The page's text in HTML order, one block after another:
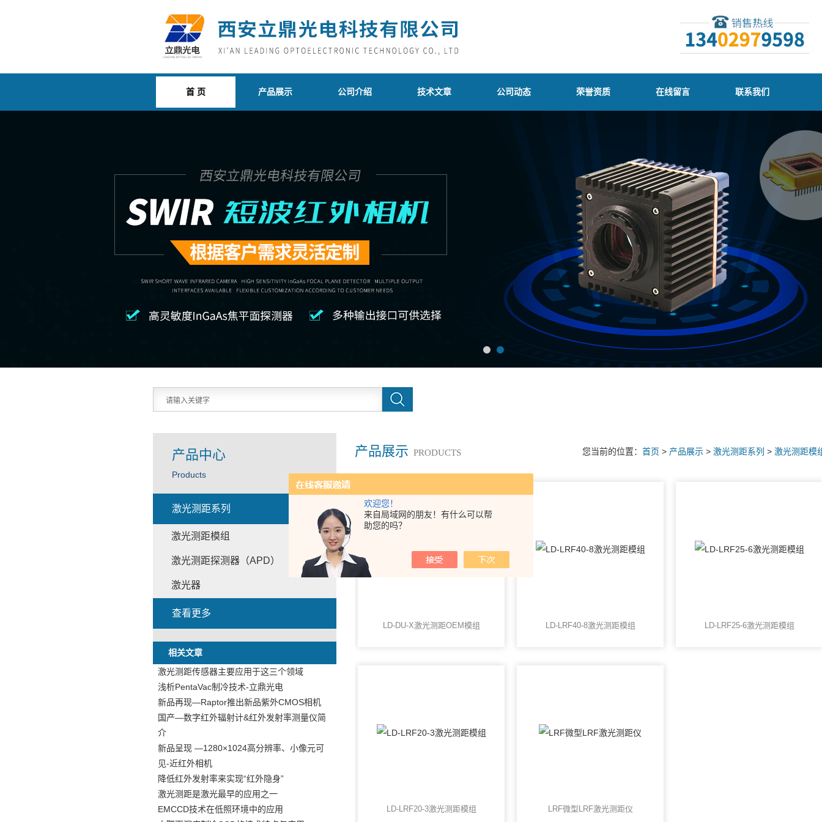
欢迎您！
来自局域网的朋友！有什么可以帮
助您的吗？
首 页 产品展示 公司介绍 技术文章 公司动态 荣誉资质 在线留言 联系我们
产品展示 PRODUCTS 您当前的位置： 首页 > 产品展示 > 激光测距系列 > 激光测距模
LD-DU-X激光测距OEM模组 LD-LRF40-8激光测距模组 LD-LRF25-6激光测距模组
LD-LRF20-3激光测距模组 LRF微型LRF激光测距仪
产品中心
Products
激光测距系列
激光测距模组
激光测距探测器（APD）
激光器
查看更多
相关文章
激光测距传感器主要应用于这三个领域
浅析PentaVac制冷技术-立鼎光电
新品再现—Raptor推出新品紫外CMOS相机
国产—数字红外辐射计&红外发射率测量仪简
介
新品呈现 —1280×1024高分辨率、小像元可
见-近红外相机
降低红外发射率来实现“红外隐身”
激光测距是激光最早的应用之一
EMCCD技术在低照环境中的应用